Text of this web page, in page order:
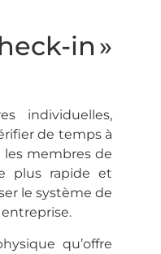
in »
individuelles,
de temps à
les membres de
plus rapide et
le système de
entreprise.
qu’offre